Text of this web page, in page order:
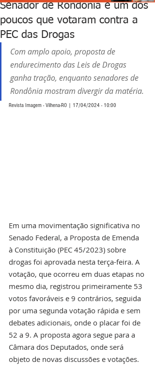
Senador de Rondônia é um dos
poucos que votaram contra a
PEC das Drogas
Com amplo apoio, proposta de
endurecimento das Leis de Drogas
ganha tração, enquanto senadores de
Rondônia mostram divergir da matéria.
Revista Imagem - Vilhena-RO | 17/04/2024 - 10:00
Em uma movimentação significativa no
Senado Federal, a Proposta de Emenda
à Constituição (PEC 45/2023) sobre
drogas foi aprovada nesta terça-feira. A
votação, que ocorreu em duas etapas no
mesmo dia, registrou primeiramente 53
votos favoráveis e 9 contrários, seguida
por uma segunda votação rápida e sem
debates adicionais, onde o placar foi de
52 a 9. A proposta agora segue para a
Câmara dos Deputados, onde será
objeto de novas discussões e votações.